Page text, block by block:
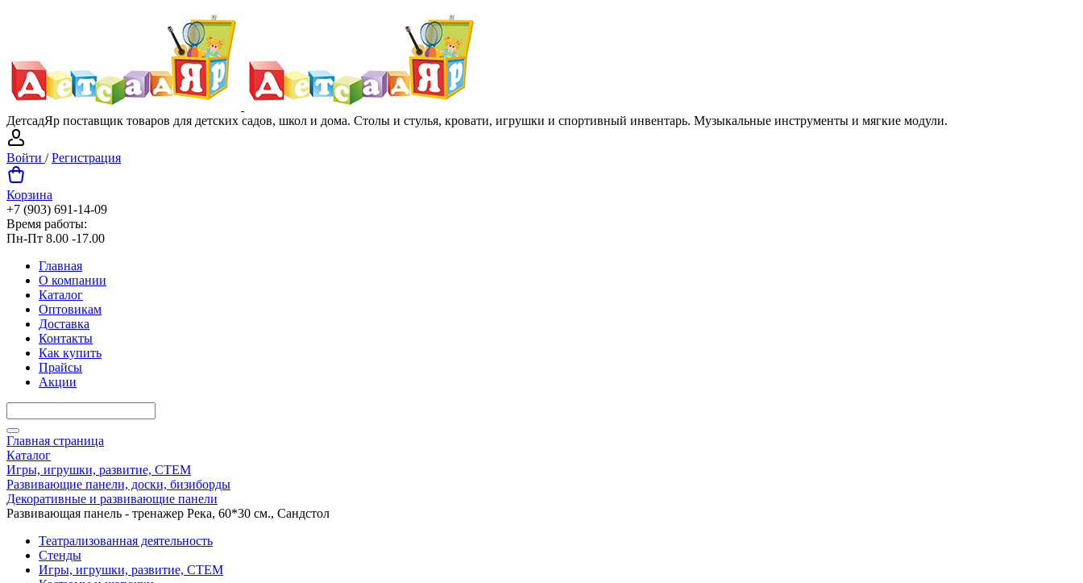
ДетсадЯр поставщик товаров для детских садов, школ и дома. Столы и стулья, кровати, игрушки и спортивный инвентарь. Музыкальные инструменты и мягкие модули.
Войти /Регистрация
Корзина
+7 (903) 691-14-09
Время работы:
Пн-Пт 8.00 -17.00
Главная
О компании
Каталог
Оптовикам
Доставка
Контакты
Как купить
Прайсы
Акции
Главная страница
Каталог
Игры, игрушки, развитие, СТЕМ
Развивающие панели, доски, бизиборды
Декоративные и развивающие панели
Развивающая панель - тренажер Река, 60*30 см., Сандстол
Театрализованная деятельность
Стенды
Игры, игрушки, развитие, СТЕМ